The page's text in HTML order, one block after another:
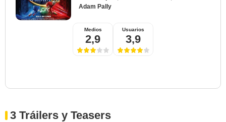
Adam Pally
Medios
2,9
Usuarios
3,9
3 Tráilers y Teasers